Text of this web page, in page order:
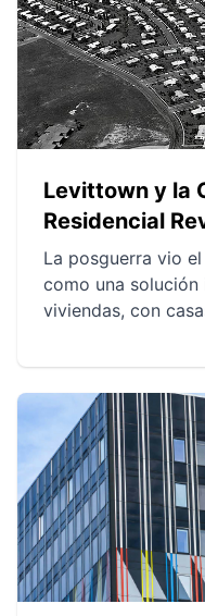
adaptación de los
Levittown y la
Residencial
La posguerra vio
como una solución
viviendas, con
construcción
residencial, a
uniformidad
suscitó debates
sigue siendo un
controversia social.